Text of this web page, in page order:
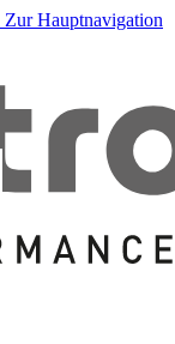
Zur Hauptnavigation